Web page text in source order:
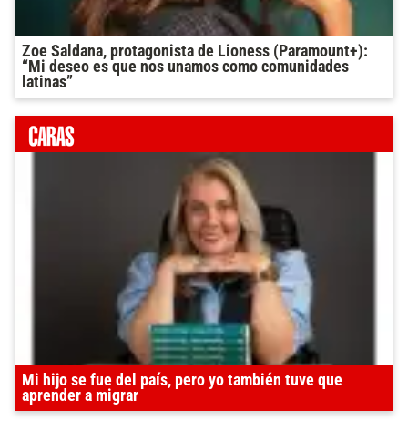
Zoe Saldana, protagonista de Lioness (Paramount+):
“Mi deseo es que nos unamos como comunidades
latinas”
Mi hijo se fue del país, pero yo también tuve que
aprender a migrar